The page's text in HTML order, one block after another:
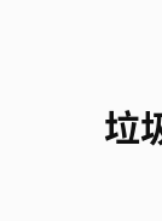
垃